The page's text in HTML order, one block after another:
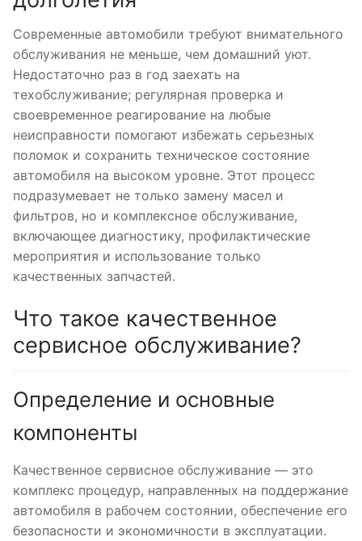
Современные автомобили требуют внимательного
обслуживания не меньше, чем домашний уют.
Недостаточно раз в год заехать на
техобслуживание; регулярная проверка и
своевременное реагирование на любые
неисправности помогают избежать серьезных
поломок и сохранить техническое состояние
автомобиля на высоком уровне. Этот процесс
подразумевает не только замену масел и
фильтров, но и комплексное обслуживание,
включающее диагностику, профилактические
мероприятия и использование только
качественных запчастей.
Что такое качественное
сервисное обслуживание?
Определение и основные
компоненты
Качественное сервисное обслуживание — это
комплекс процедур, направленных на поддержание
автомобиля в рабочем состоянии, обеспечение его
безопасности и экономичности в эксплуатации.